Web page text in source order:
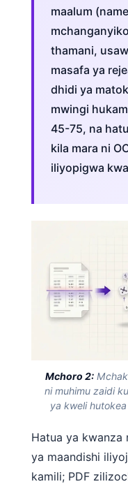
maalum
thamani,
masafa ya
dhidi ya
mwingi
45-75, na
kila mara ni
iliyopigwa
Mchoro 2:
ni muhimu zaidi
ya kweli
Hatua ya kwanza
ya maandishi
kamili; PDF